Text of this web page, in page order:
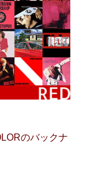
のバックナ